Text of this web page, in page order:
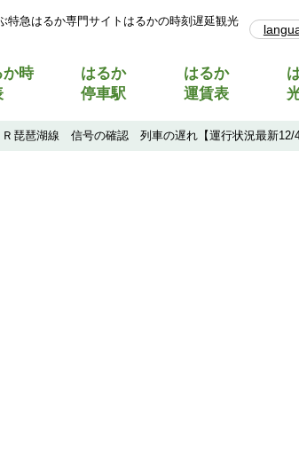
急はるか専門サイトはるかの時刻遅延観光
か時
はるか
停車駅
はるか
運賃表
Ｒ琵琶湖線 信号の確認 列車の遅れ【運行状況最新12/4